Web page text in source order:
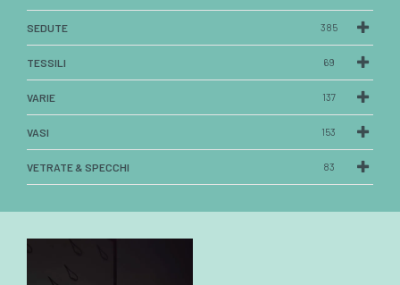
SEDUTE 385
TESSILI 69
VARIE 137
VASI 153
VETRATE & SPECCHI 83